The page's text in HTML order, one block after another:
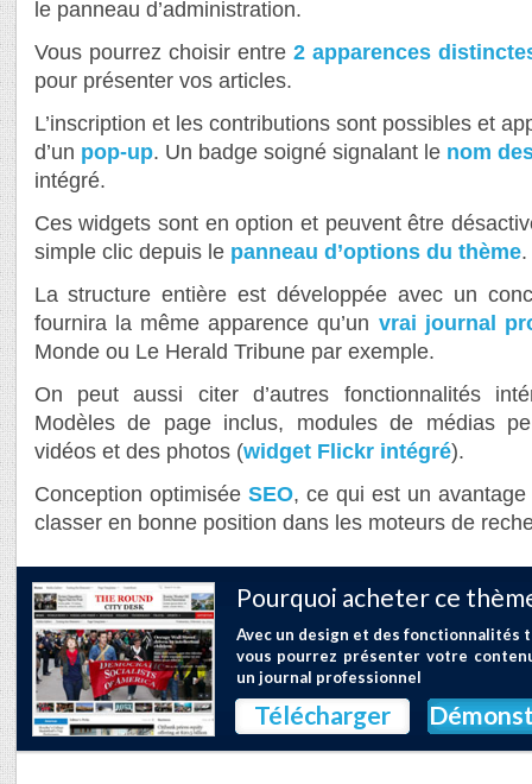
le panneau d’administration.
Vous pourrez choisir entre 2 apparences
pour présenter vos articles.
L’inscription et les contributions sont possibles et
d’un pop-up. Un badge soigné signalant le nom
intégré.
Ces widgets sont en option et peuvent être
simple clic depuis le panneau d’options du thème.
La structure entière est développée avec un
fournira la même apparence qu’un vrai journal
Monde ou Le Herald Tribune par exemple.
On peut aussi citer d’autres fonctionnalités
Modèles de page inclus, modules de médias
vidéos et des photos (widget Flickr intégré).
Conception optimisée SEO, ce qui est un
classer en bonne position dans les moteurs de
Pourquoi acheter ce
Avec un design et des fonctionnalités
vous pourrez présenter votre
un journal professionnel
Télécharger